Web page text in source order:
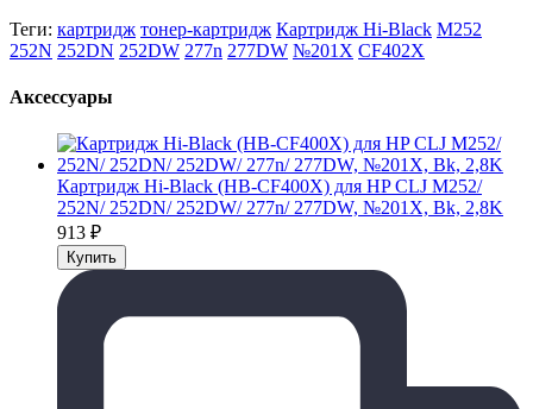
Теги: картридж тонер-картридж Картридж Hi-Black M252
252N 252DN 252DW 277n 277DW №201X CF402X
Аксессуары
Картридж Hi-Black (HB-CF400X) для HP CLJ M252/
252N/ 252DN/ 252DW/ 277n/ 277DW, №201X, Bk, 2,8K
913 ₽